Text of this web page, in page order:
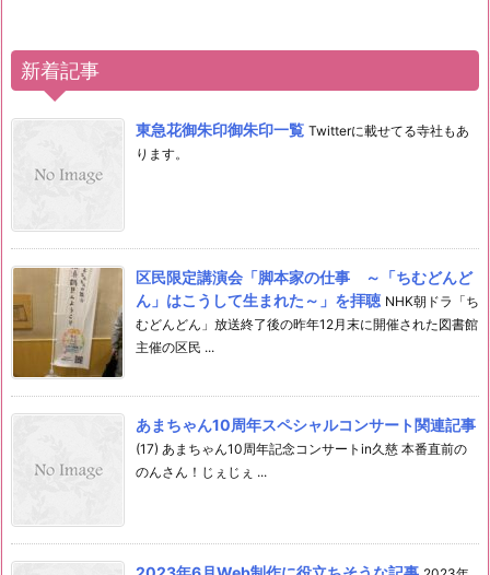
新着記事
東急花御朱印御朱印一覧 Twitterに載せてる寺社もあ
ります。
区民限定講演会「脚本家の仕事 ～「ちむどんど
ん」はこうして生まれた～」を拝聴 NHK朝ドラ「ち
むどんどん」放送終了後の昨年12月末に開催された図書館
主催の区民 ...
あまちゃん10周年スペシャルコンサート関連記事
(17) あまちゃん10周年記念コンサートin久慈 本番直前の
のんさん！じぇじぇ ...